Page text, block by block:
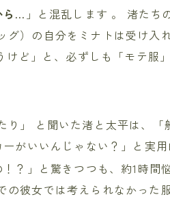
ら… 」と混乱します 。 渚たち
グ）の自分をミナトは受け入
ど」と、必ずしも「モテ服
り」
と聞いた渚と太平は、「
がいいんじゃない？」と実
？」と驚きつつも、約1時間
彼女では考えられなかった